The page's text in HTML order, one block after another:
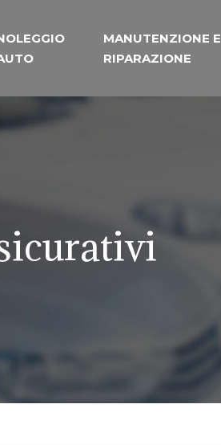
MANUTENZIONE E
RIPARAZIONE